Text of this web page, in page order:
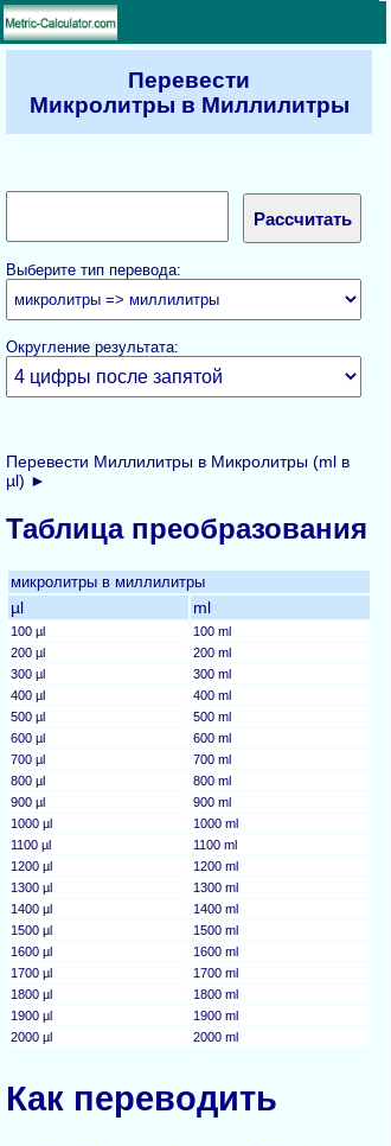
Перевести
Микролитры в Миллилитры
Выберите тип перевода:
Округление результата:
Перевести Миллилитры в Микролитры (ml в
µl) ►
Таблица преобразования
микролитры в миллилитры
µl ml
100 µl
100 ml
200 µl
200 ml
300 µl
300 ml
400 µl
400 ml
500 µl
500 ml
600 µl
600 ml
700 µl
700 ml
800 µl
800 ml
900 µl
900 ml
1000 µl
1000 ml
1100 µl
1100 ml
1200 µl
1200 ml
1300 µl
1300 ml
1400 µl
1400 ml
1500 µl
1500 ml
1600 µl
1600 ml
1700 µl
1700 ml
1800 µl
1800 ml
1900 µl
1900 ml
2000 µl
2000 ml
Как переводить